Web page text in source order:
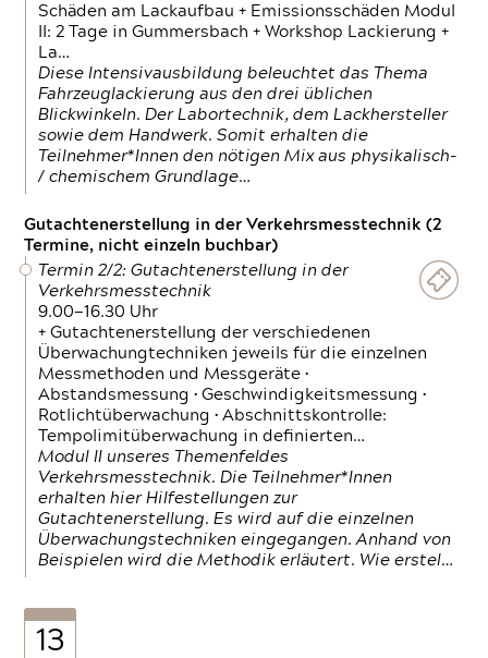
Schäden am Lackaufbau + Emissionsschäden Modul
II: 2 Tage in Gummersbach + Workshop Lackierung +
La…
Diese Intensivausbildung beleuchtet das Thema
Fahrzeuglackierung aus den drei üblichen
Blickwinkeln. Der Labortechnik, dem Lackhersteller
sowie dem Handwerk. Somit erhalten die
Teilnehmer*Innen den nötigen Mix aus physikalisch-
/ chemischem Grundlage…
Gutachtenerstellung in der Verkehrsmesstechnik (2
Termine, nicht einzeln buchbar)
Termin 2/2: Gutachtenerstellung in der
Verkehrsmesstechnik
9.00—16.30 Uhr
+ Gutachtenerstellung der verschiedenen
Überwachungtechniken jeweils für die einzelnen
Messmethoden und Messgeräte •
Abstandsmessung • Geschwindigkeitsmessung •
Rotlichtüberwachung • Abschnittskontrolle:
Tempolimitüberwachung in definierten…
Modul II unseres Themenfeldes
Verkehrsmesstechnik. Die Teilnehmer*Innen
erhalten hier Hilfestellungen zur
Gutachtenerstellung. Es wird auf die einzelnen
Überwachungstechniken eingegangen. Anhand von
Beispielen wird die Methodik erläutert. Wie erstel…
13